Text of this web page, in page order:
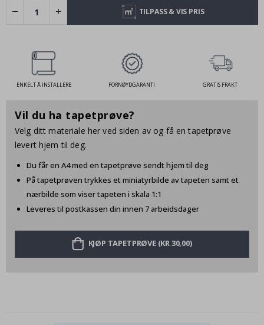
TILPASS & VIS PRIS
ENKELT Å INSTALLERE FORNØYDGARANTI GRATIS FRAKT
Vil du ha tapetprøve?
Velg ditt materiale her ved siden av og få en tapetprøve
levert hjem til deg.
Du får en A4 med en tapetprøve sendt hjem til deg
På tapetprøven trykkes et miniatyrbilde av tapeten samt et
nærbilde som viser tapeten i skala 1:1
Leveres til postkassen din innen 7 arbeidsdager
KJØP TAPETPRØVE (KR 30,00)